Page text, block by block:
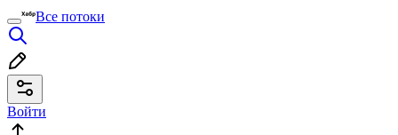
Все потоки
Войти